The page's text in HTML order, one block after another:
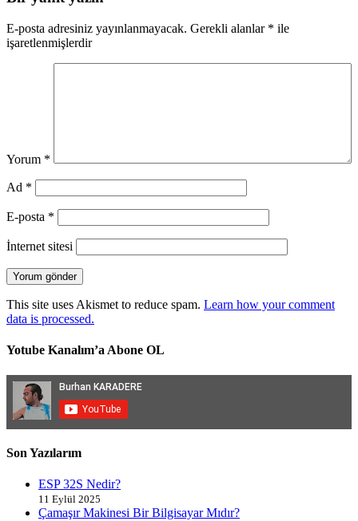
E-posta adresiniz yayınlanmayacak. Gerekli alanlar * ile
işaretlenmişlerdir
Yorum *
Ad *
E-posta *
İnternet sitesi
This site uses Akismet to reduce spam. Learn how your comment
data is processed.
Yotube Kanalım’a Abone OL
Son Yazılarım
ESP 32S Nedir?
11 Eylül 2025
Çamaşır Makinesi Bir Bilgisayar Mıdır?